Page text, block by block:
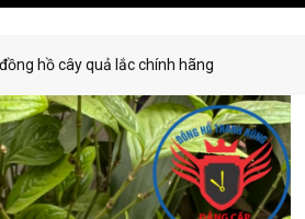
hồ cây quả lắc chính hãng